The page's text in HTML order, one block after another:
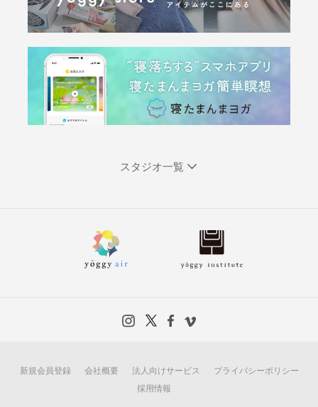
スタジオ一覧
新規会員登録 会社概要 法人向けサービス
プライバシーポリシー
採用情報